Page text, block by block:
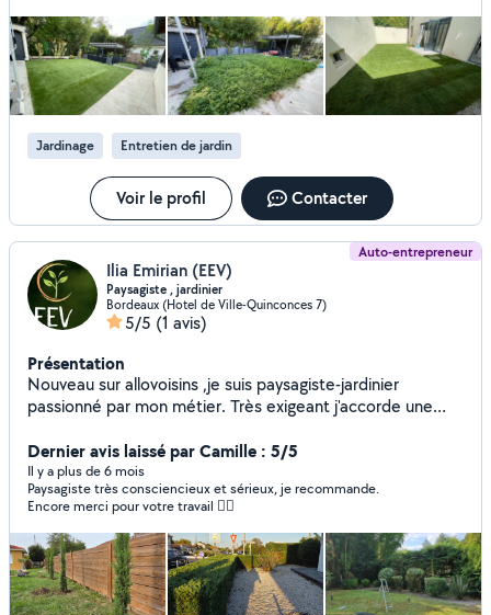
Jardinage Entretien de jardin
Voir le profil Contacter
Auto-entrepreneur
Ilia Emirian (EEV)
Paysagiste , jardinier
Bordeaux (Hotel de Ville-Quinconces 7)
5/5 (1 avis)
Présentation
Nouveau sur allovoisins ,je suis paysagiste-jardinier
passionné par mon métier. Très exigeant j'accorde une
Votre satisfaction est ma priorité. Je propose mes
services pour : L'entretien de jardins et espaces verts :
taille, tonte, élagage arbustes ,désherbage, nettoyage,
débrousaillage ... N'hesitez pas à me contacter pour
discuter de vos besoins .
Dernier avis laissé par Camille : 5/5
Il y a plus de 6 mois
Paysagiste très consciencieux et sérieux, je recommande.
Encore merci pour votre travail 👍🏻